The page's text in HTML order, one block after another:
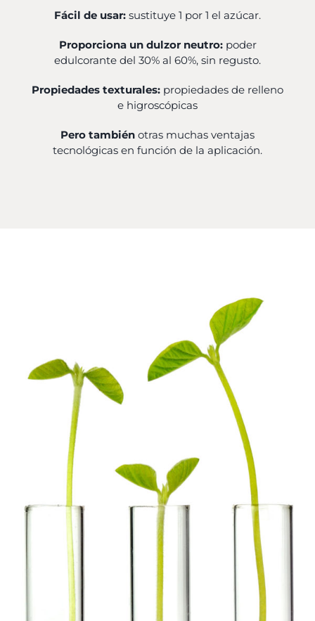
Fácil de usar: sustituye 1 por 1 el azúcar.
Proporciona un dulzor neutro:poder
edulcorante del 30% al 60%, sin regusto.
Propiedades texturales: propiedades de relleno
e higroscópicas
Pero también otras muchas ventajas
tecnológicas en función de la aplicación.